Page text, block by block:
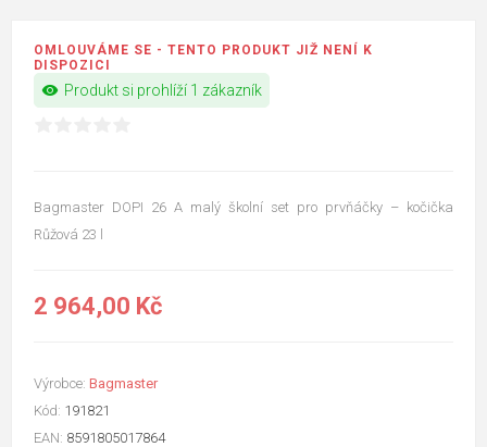
OMLOUVÁME SE - TENTO PRODUKT JIŽ NENÍ K
DISPOZICI
visibility Produkt si prohlíží 1 zákazník
Bagmaster DOPI 26 A malý školní set pro prvňáčky – kočička
Růžová 23 l
2 964,00 Kč
Výrobce: Bagmaster
Kód: 191821
EAN: 8591805017864